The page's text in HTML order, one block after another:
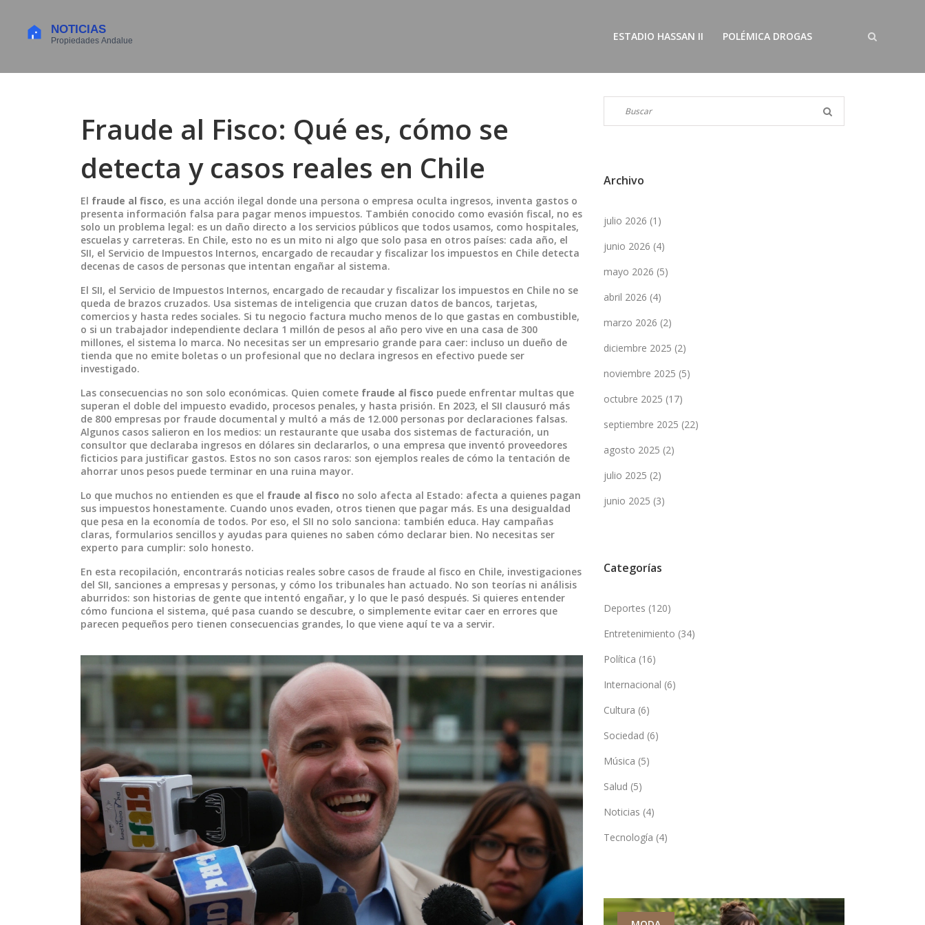
ESTADIO HASSAN II POLÉMICA DROGAS
Fraude al Fisco: Qué es, cómo se
detecta y casos reales en Chile
El fraude al fisco, es una acción ilegal donde una persona o empresa oculta ingresos, inventa gastos o
presenta información falsa para pagar menos impuestos. También conocido como evasión fiscal, no es
solo un problema legal: es un daño directo a los servicios públicos que todos usamos, como hospitales,
escuelas y carreteras. En Chile, esto no es un mito ni algo que solo pasa en otros países: cada año, el
SII, el Servicio de Impuestos Internos, encargado de recaudar y fiscalizar los impuestos en Chile detecta
decenas de casos de personas que intentan engañar al sistema.
El SII, el Servicio de Impuestos Internos, encargado de recaudar y fiscalizar los impuestos en Chile no se
queda de brazos cruzados. Usa sistemas de inteligencia que cruzan datos de bancos, tarjetas,
comercios y hasta redes sociales. Si tu negocio factura mucho menos de lo que gastas en combustible,
o si un trabajador independiente declara 1 millón de pesos al año pero vive en una casa de 300
millones, el sistema lo marca. No necesitas ser un empresario grande para caer: incluso un dueño de
tienda que no emite boletas o un profesional que no declara ingresos en efectivo puede ser
investigado.
Las consecuencias no son solo económicas. Quien comete fraude al fisco puede enfrentar multas que
superan el doble del impuesto evadido, procesos penales, y hasta prisión. En 2023, el SII clausuró más
de 800 empresas por fraude documental y multó a más de 12.000 personas por declaraciones falsas.
Algunos casos salieron en los medios: un restaurante que usaba dos sistemas de facturación, un
consultor que declaraba ingresos en dólares sin declararlos, o una empresa que inventó proveedores
ficticios para justificar gastos. Estos no son casos raros: son ejemplos reales de cómo la tentación de
ahorrar unos pesos puede terminar en una ruina mayor.
Lo que muchos no entienden es que el fraude al fisco no solo afecta al Estado: afecta a quienes pagan
sus impuestos honestamente. Cuando unos evaden, otros tienen que pagar más. Es una desigualdad
que pesa en la economía de todos. Por eso, el SII no solo sanciona: también educa. Hay campañas
claras, formularios sencillos y ayudas para quienes no saben cómo declarar bien. No necesitas ser
experto para cumplir: solo honesto.
En esta recopilación, encontrarás noticias reales sobre casos de fraude al fisco en Chile, investigaciones
del SII, sanciones a empresas y personas, y cómo los tribunales han actuado. No son teorías ni análisis
aburridos: son historias de gente que intentó engañar, y lo que le pasó después. Si quieres entender
cómo funciona el sistema, qué pasa cuando se descubre, o simplemente evitar caer en errores que
parecen pequeños pero tienen consecuencias grandes, lo que viene aquí te va a servir.
Archivo
julio 2026 (1)
junio 2026 (4)
mayo 2026 (5)
abril 2026 (4)
marzo 2026 (2)
diciembre 2025 (2)
noviembre 2025 (5)
octubre 2025 (17)
septiembre 2025 (22)
agosto 2025 (2)
julio 2025 (2)
junio 2025 (3)
Categorías
Deportes (120)
Entretenimiento (34)
Política (16)
Internacional (6)
Cultura (6)
Sociedad (6)
Música (5)
Salud (5)
Noticias (4)
Tecnología (4)